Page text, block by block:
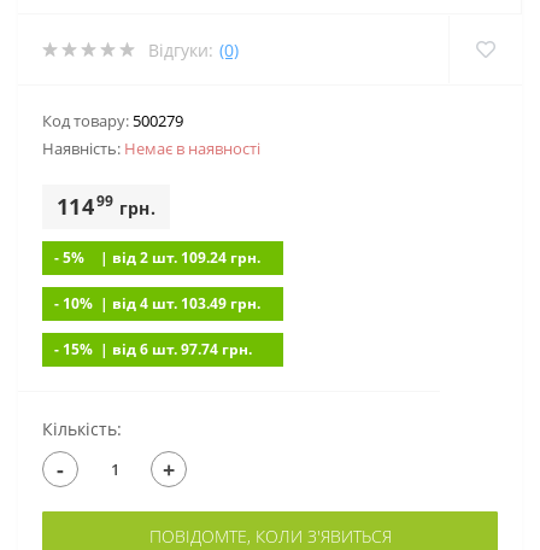
Відгуки: (0)
Код товару: 500279
Наявність: Немає в наявностi
11499 грн.
- 5% | вiд 2 шт. 109.24 грн.
- 10% | вiд 4 шт. 103.49 грн.
- 15% | вiд 6 шт. 97.74 грн.
Кількість:
- +
ПОВІДОМТЕ, КОЛИ З'ЯВИТЬСЯ